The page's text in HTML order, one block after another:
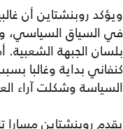
ويؤكد روبنشتاين أن
في السياق السياسي،
بلسان الجبهة الشعبية.
كنفاني بداية وغالبا
السياسة وشكلت آراء
يقدم روبنشتاين